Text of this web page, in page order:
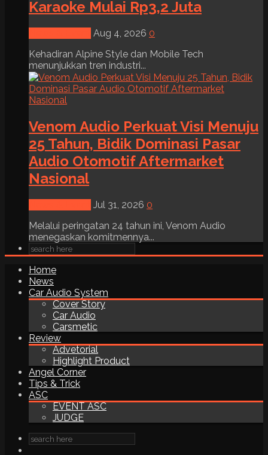
Karaoke Mulai Rp3,2 Juta
Aug 4, 2026 0
Kehadiran Alpine Style dan Mobile Tech
menunjukkan tren industri...
Venom Audio Perkuat Visi Menuju
25 Tahun, Bidik Dominasi Pasar
Audio Otomotif Aftermarket
Nasional
Jul 31, 2026 0
Melalui peringatan 24 tahun ini, Venom Audio
menegaskan komitmennya...
Home
News
Car Audio System
Cover Story
Car Audio
Carsmetic
Review
Advetorial
Highlight Product
Angel Corner
Tips & Trick
ASC
EVENT ASC
JUDGE